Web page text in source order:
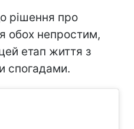
рішення про
обох непростим,
етап життя з
спогадами.